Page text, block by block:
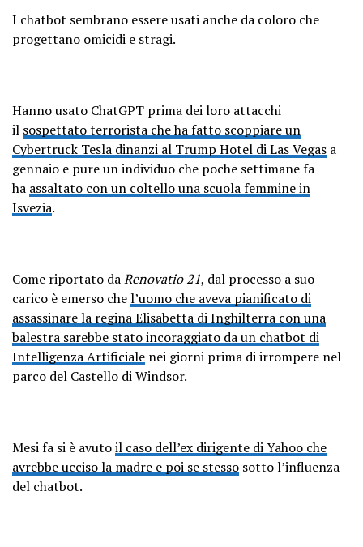
I chatbot sembrano essere usati anche da coloro che
progettano omicidi e stragi.
Hanno usato ChatGPT prima dei loro attacchi
il sospettato terrorista che ha fatto scoppiare un
Cybertruck Tesla dinanzi al Trump Hotel di Las Vegas a
gennaio e pure un individuo che poche settimane fa
ha assaltato con un coltello una scuola femmine in
Isvezia.
Come riportato daRenovatio 21, dal processo a suo
carico è emerso chel’uomo che aveva pianificato di
assassinare la regina Elisabetta di Inghilterra con una
balestra sarebbe stato incoraggiato da un chatbot di
Intelligenza Artificiale nei giorni prima di irrompere nel
parco del Castello di Windsor.
Mesi fa si è avutoil caso dell’ex dirigente di Yahoo che
avrebbe ucciso la madre e poi se stesso sotto l’influenza
del chatbot.